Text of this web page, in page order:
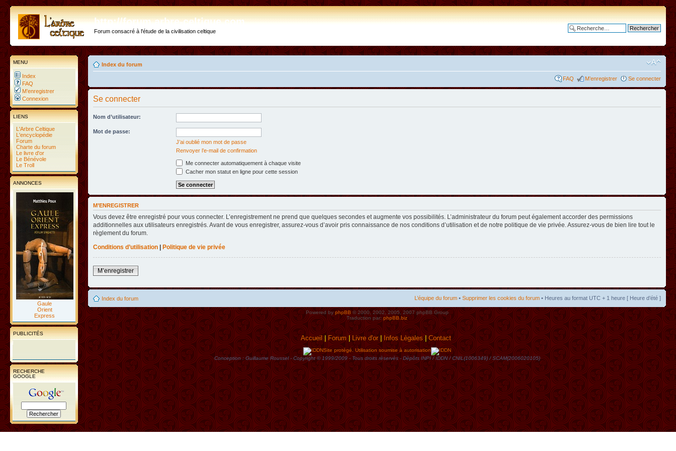
http://forum.arbre-celtique.com
Forum consacré à l'étude de la civilisation celtique
MENU
Index
FAQ
M’enregistrer
Connexion
LIENS
L'Arbre Celtique
L'encyclopédie
Forum
Charte du forum
Le livre d'or
Le Bénévole
Le Troll
ANNONCES
Gaule
Orient
Express
PUBLICITÉS
RECHERCHE
GOOGLE
Index du forum
FAQ M’enregistrer Se connecter
Se connecter
Nom d’utilisateur:
Mot de passe:
J’ai oublié mon mot de passe
Renvoyer l’e-mail de confirmation
Me connecter automatiquement à chaque visite
Cacher mon statut en ligne pour cette session
M’ENREGISTRER
Vous devez être enregistré pour vous connecter. L’enregistrement ne prend que quelques secondes et augmente vos possibilités. L’administrateur du forum peut également accorder des permissions
additionnelles aux utilisateurs enregistrés. Avant de vous enregistrer, assurez-vous d’avoir pris connaissance de nos conditions d’utilisation et de notre politique de vie privée. Assurez-vous de bien lire tout le
règlement du forum.
Conditions d’utilisation
Politique de vie privée
M’enregistrer
Index du forum L’équipe du forum • Supprimer les cookies du forum • Heures au format UTC + 1 heure [ Heure d’été ]
Powered byphpBB© 2000, 2002, 2005, 2007 phpBB Group
Traduction par:phpBB.biz
Accueil| Forum|Livre d'or|Infos Lègales|Contact
Site protégé. Utilisation soumise à autorisation
Conception : Guillaume Roussel - Copyright © 1999/2009 - Tous droits rèservès - Dèpôts INPI / IDDN / CNIL(1006349) / SCAM(2006020105)